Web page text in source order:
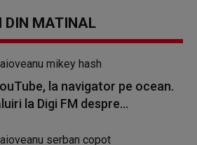
DIN MATINAL
la navigator pe ocean.
la Digi FM despre...